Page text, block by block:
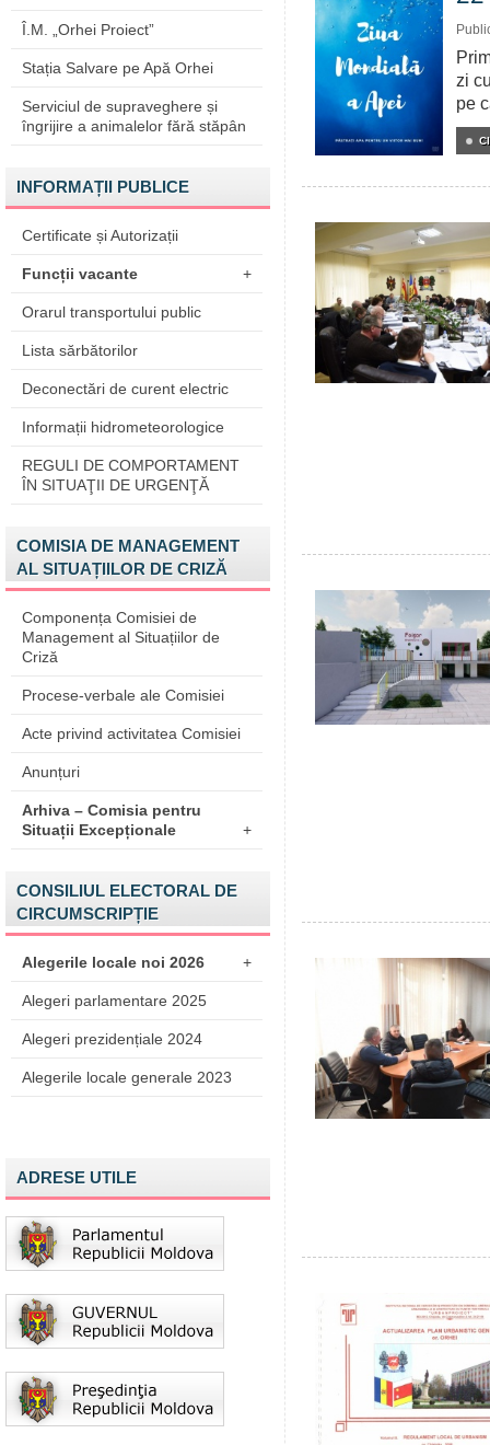
Î.M. „Orhei Proiect”
Stația Salvare pe Apă Orhei
Serviciul de supraveghere și
îngrijire a animalelor fără stăpân
INFORMAȚII PUBLICE
Certificate și Autorizații
Funcții vacante +
Orarul transportului public
Lista sărbătorilor
Deconectări de curent electric
Informații hidrometeorologice
REGULI DE COMPORTAMENT
ÎN SITUAŢII DE URGENŢĂ
COMISIA DE MANAGEMENT
AL SITUAȚIILOR DE CRIZĂ
Componența Comisiei de
Management al Situațiilor de
Criză
Procese-verbale ale Comisiei
Acte privind activitatea Comisiei
Anunțuri
Arhiva – Comisia pentru
Situații Excepționale
+
CONSILIUL ELECTORAL DE
CIRCUMSCRIPȚIE
Alegerile locale noi 2026 +
Alegeri parlamentare 2025
Alegeri prezidențiale 2024
Alegerile locale generale 2023
ADRESE UTILE
zi
pe